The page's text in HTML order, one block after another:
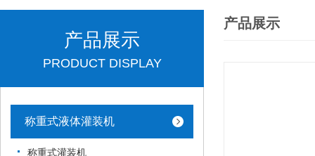
产品展示
PRODUCT DISPLAY
称重式液体灌装机
称重式灌装机
产品展示